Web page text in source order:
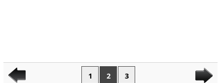
1 2 3